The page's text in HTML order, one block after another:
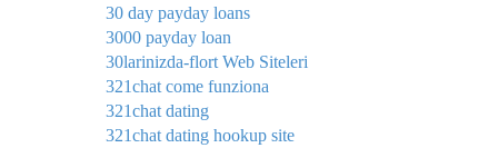
30 day payday loans
3000 payday loan
30larinizda-flort Web Siteleri
321chat come funziona
321chat dating
321chat dating hookup site